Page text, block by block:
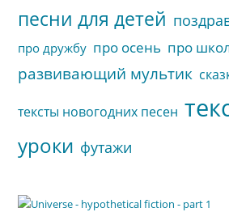
песни для детей
про дружбу про осень про
развивающий мультик
тексты новогодних песен
уроки футажи